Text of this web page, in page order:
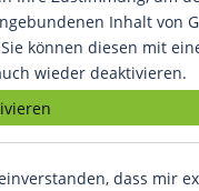
Inhalt von
können diesen mit
wieder deaktivieren.
dass mir